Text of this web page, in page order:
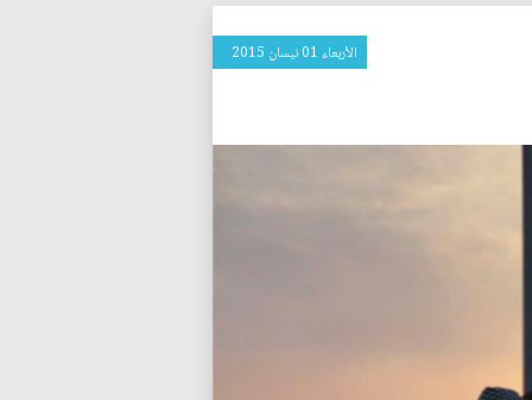
الأربعاء 01 نيسان 2015